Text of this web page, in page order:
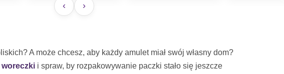
‹ ›
A może chcesz, aby każdy amulet miał swój własny dom?
woreczki i spraw, by rozpakowywanie paczki stało się jeszcze